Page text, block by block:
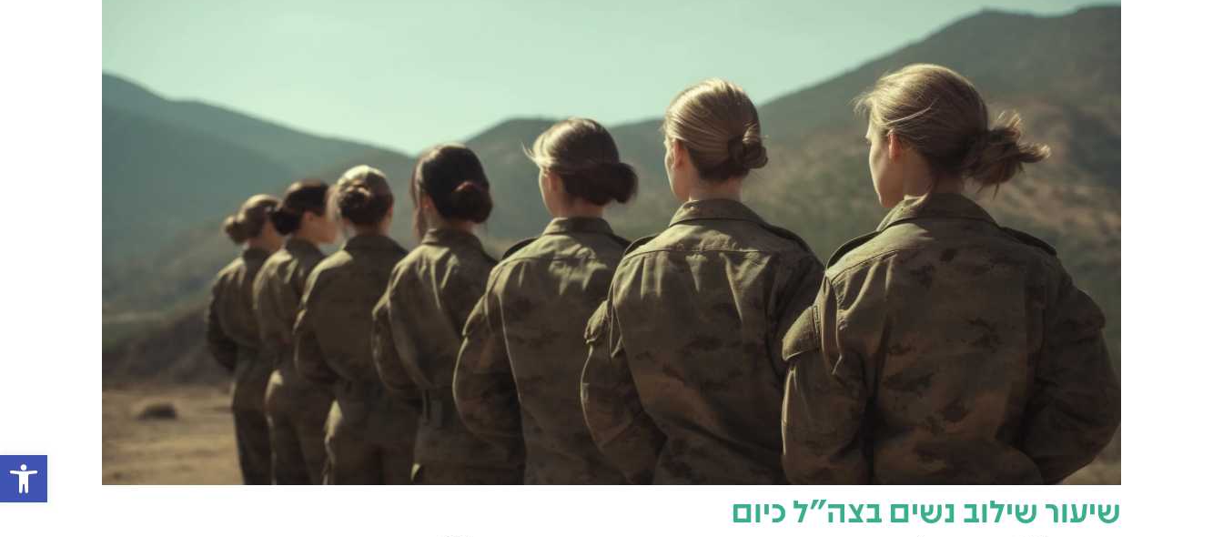
שיעור שילוב נשים בצה"ל כיום